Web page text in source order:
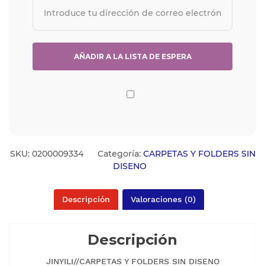
SKU: 0200009334 Categoría: CARPETAS Y FOLDERS SIN
DISENO
Descripción Valoraciones (0)
Descripción
JINYILI//CARPETAS Y FOLDERS SIN DISENO